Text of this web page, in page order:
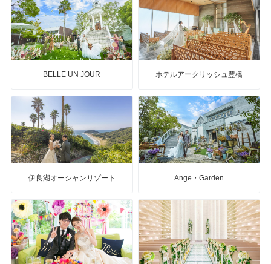
BELLE UN JOUR ホテルアークリッシュ豊橋
伊良湖オーシャンリゾート Ange・Garden